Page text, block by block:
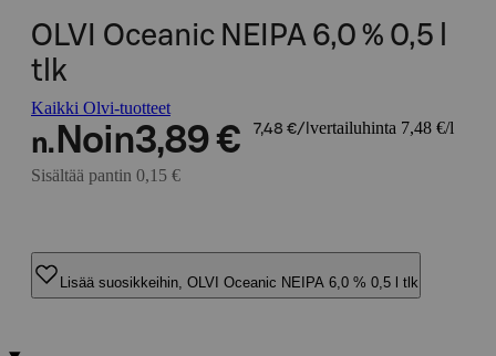
OLVI Oceanic NEIPA 6,0 % 0,5 l
tlk
Kaikki Olvi-tuotteet
n. Noin3,89 € 7,48 €/l vertailuhinta 7,48 €/l
Sisältää pantin 0,15 €
Lisää suosikkeihin, OLVI Oceanic NEIPA 6,0 % 0,5 l tlk